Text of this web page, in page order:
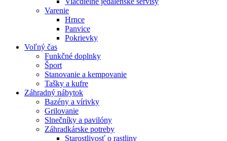
Varenie
Hrnce
Panvice
Pokrievky
Voľný čas
Funkčné doplnky
Šport
Stanovanie a kempovanie
Tašky a kufre
Záhradný nábytok
Bazény a vírivky
Grilovanie
Slnečníky a pavilóny
Záhradkárske potreby
Starostlivosť o rastliny